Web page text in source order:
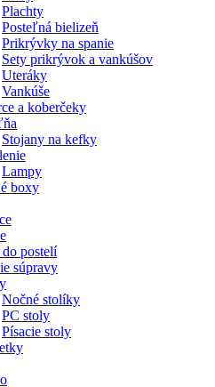
Plachty
Posteľná bielizeň
Prikrývky na spanie
Sety prikrývok a vankúšov
Uteráky
Vankúše
a koberčeky
Stojany na kefky
Lampy
boxy
postelí
súpravy
Nočné stolíky
PC stoly
Písacie stoly